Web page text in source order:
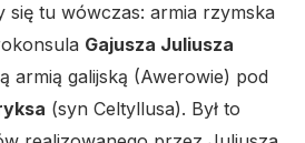
się tu wówczas: armia rzymska
Gajusza Juliusza
armią galijską (Awerowie) pod
(syn Celtyllusa). Był to